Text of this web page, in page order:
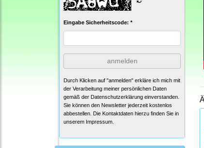
Eingabe Sicherheitscode: *
anmelden
Durch Klicken auf "anmelden" erkläre ich mich mit
der Verarbeitung meiner persönlichen Daten
gemäß der Datenschutzerklärung einverstanden.
Sie können den Newsletter jederzeit kostenlos
abbestellen. Die Kontaktdaten hierzu finden Sie in
unserem Impressum.